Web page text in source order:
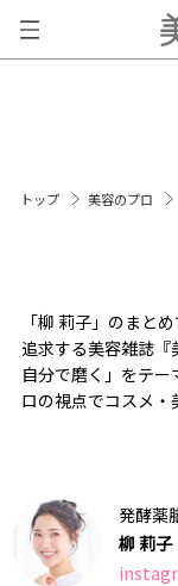
トップ 美容のプロ
「柳 莉子」のまと
追求する美容雑誌
自分で磨く」をテ
ロの視点でコスメ・
発酵薬
柳 莉子